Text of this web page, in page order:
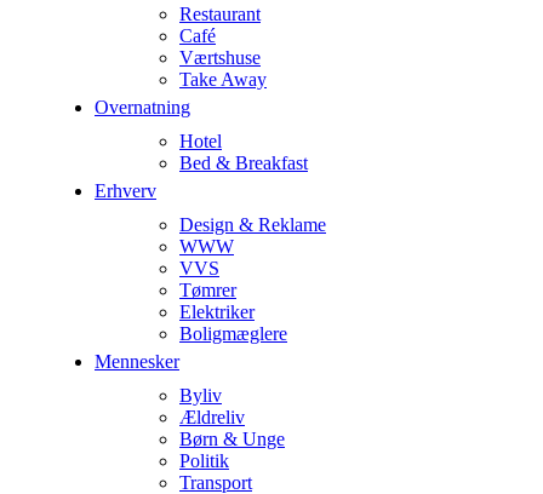
Restaurant
Café
Værtshuse
Take Away
Overnatning
Hotel
Bed & Breakfast
Erhverv
Design & Reklame
WWW
VVS
Tømrer
Elektriker
Boligmæglere
Mennesker
Byliv
Ældreliv
Børn & Unge
Politik
Transport